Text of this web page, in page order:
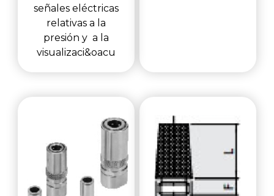
señales eléctricas
relativas a la
presión y a la
visualizaci&oacu